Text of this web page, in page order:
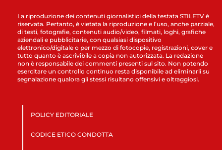
La riproduzione dei contenuti giornalistici della testata STILETV è
riservata. Pertanto, è vietata la riproduzione e l’uso, anche parziale,
di testi, fotografie, contenuti audio/video, filmati, loghi, grafiche
aziendali e pubblicitarie, con qualsiasi dispositivo
elettronico/digitale o per mezzo di fotocopie, registrazioni, cover e
tutto quanto è ascrivibile a copia non autorizzata. La redazione
non è responsabile dei commenti presenti sul sito. Non potendo
esercitare un controllo continuo resta disponibile ad eliminarli su
segnalazione qualora gli stessi risultano offensivi e oltraggiosi.
POLICY EDITORIALE
CODICE ETICO CONDOTTA